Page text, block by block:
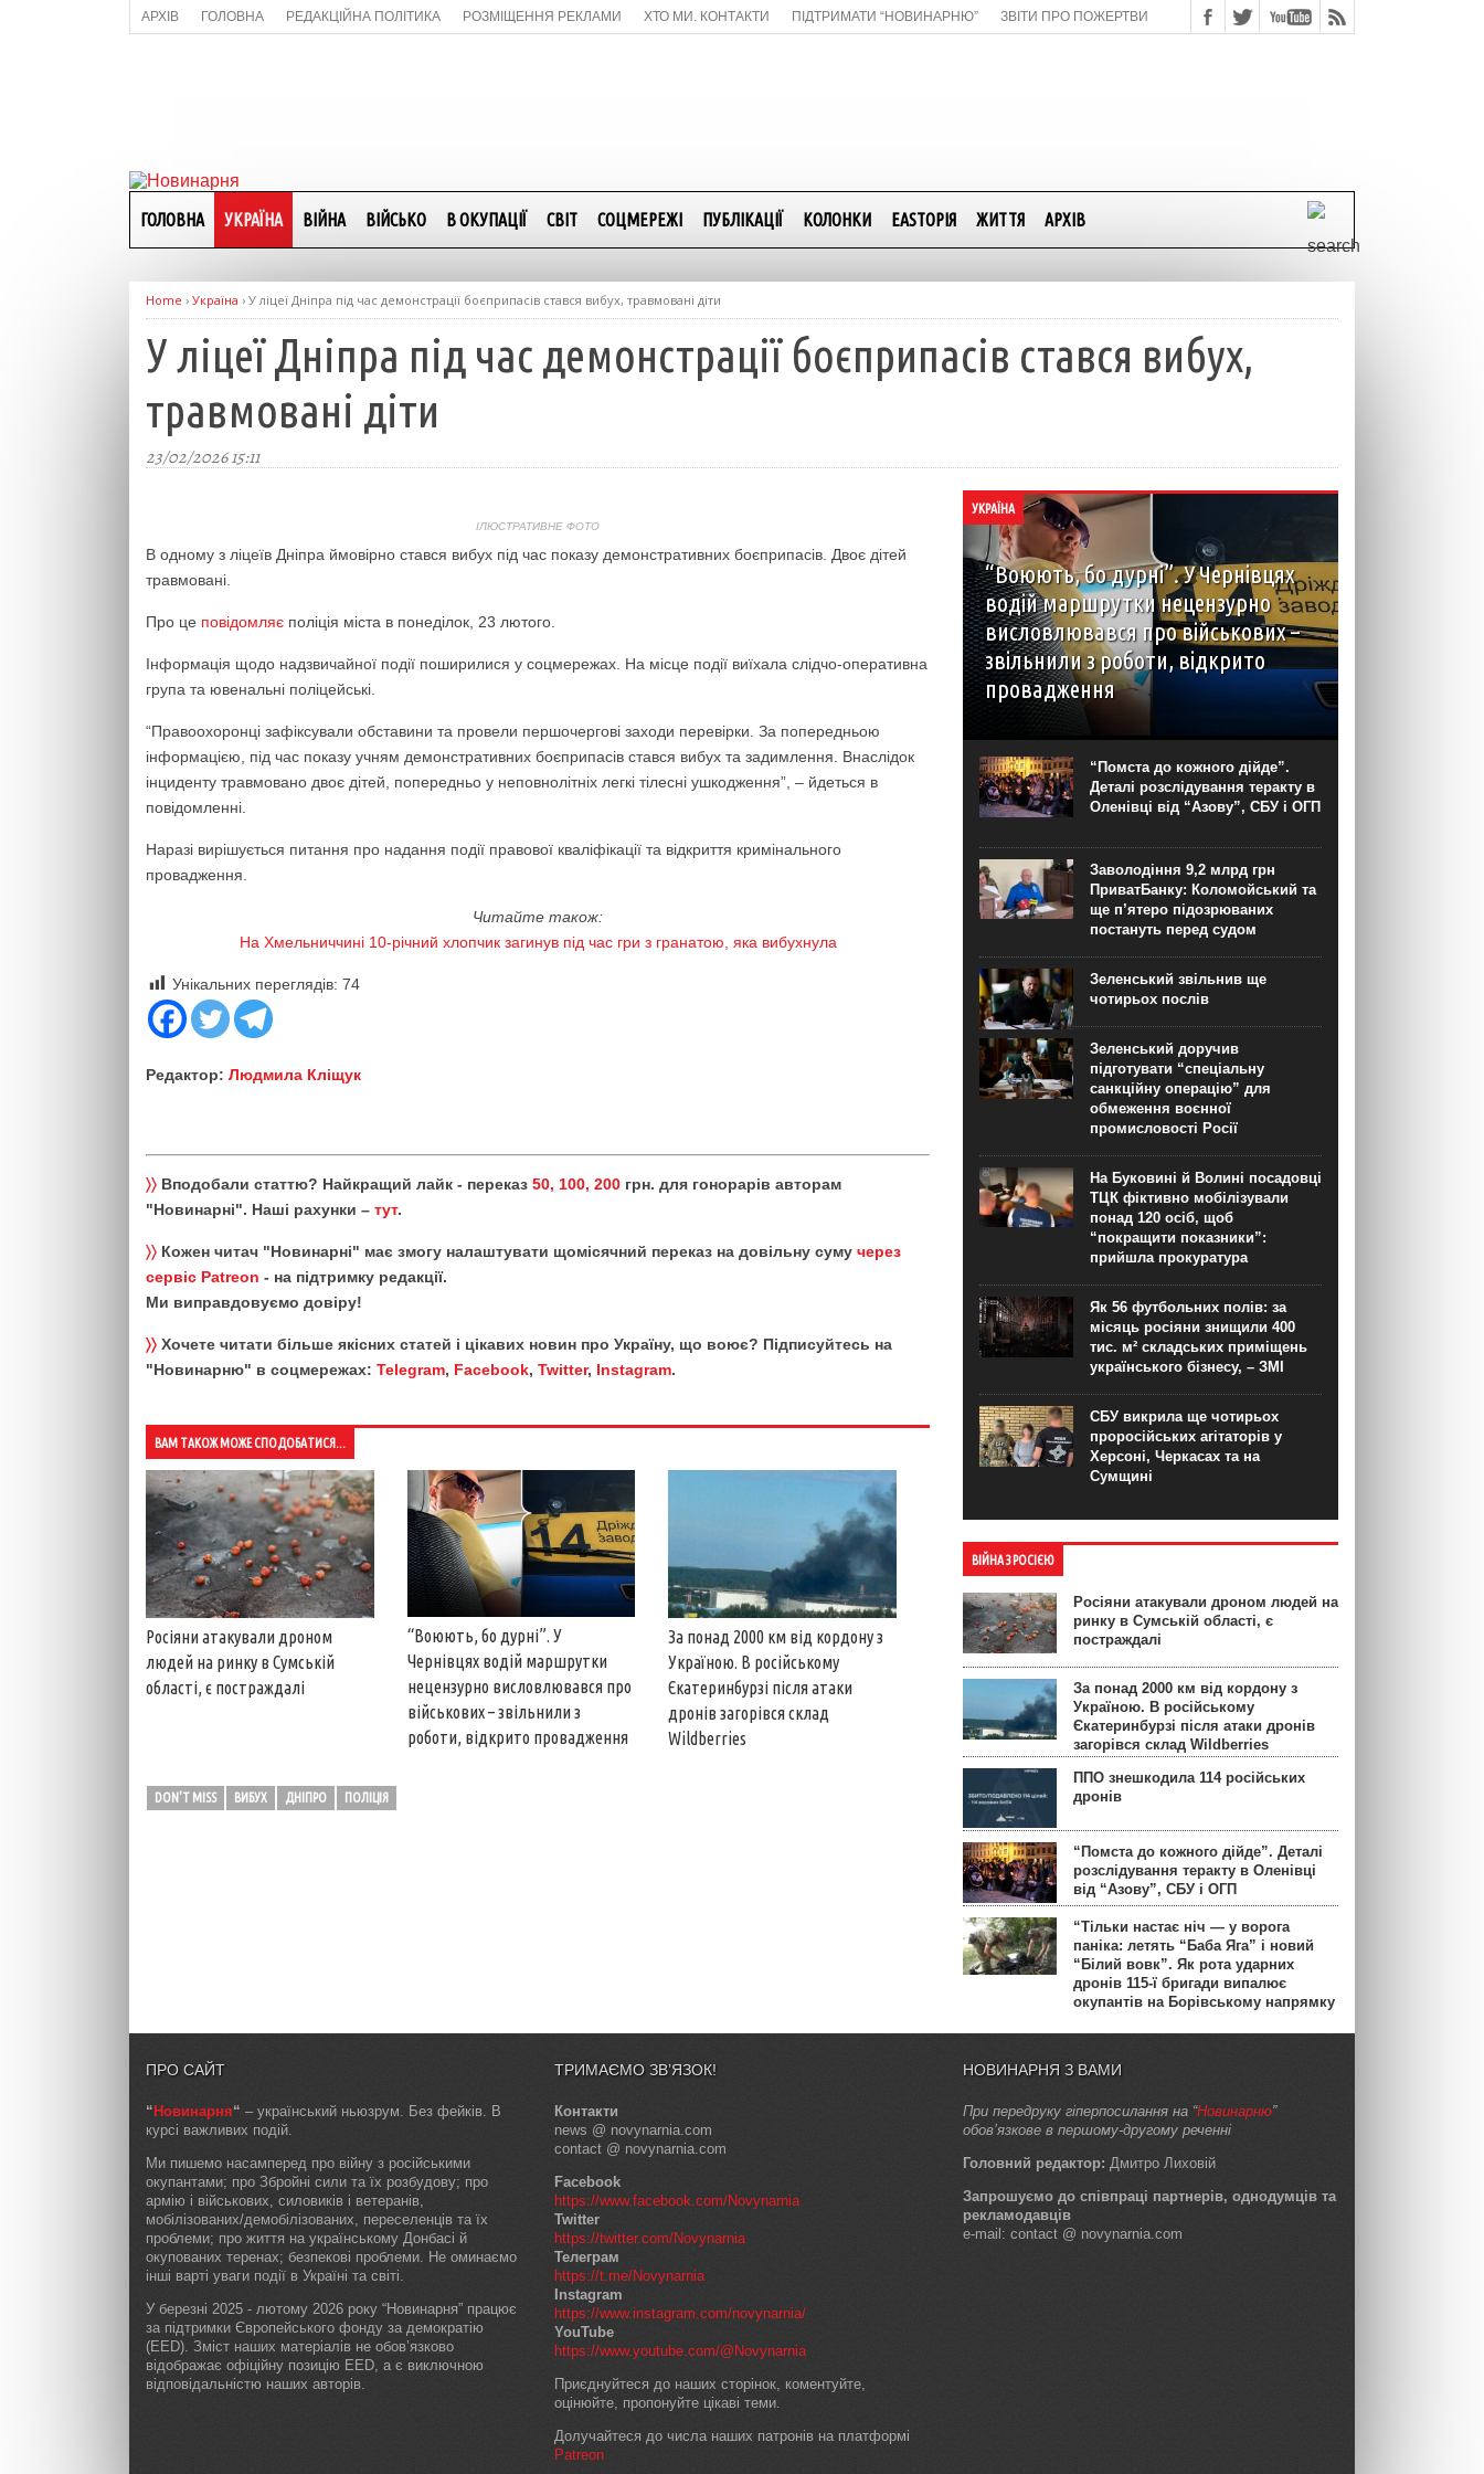
АРХІВ ГОЛОВНА РЕДАКЦІЙНА ПОЛІТИКА РОЗМІЩЕННЯ РЕКЛАМИ ХТО МИ. КОНТАКТИ ПІДТРИМАТИ “НОВИНАРНЮ” ЗВІТИ ПРО ПОЖЕРТВИ
ГОЛОВНА УКРАЇНА ВІЙНА ВІЙСЬКО В ОКУПАЦІЇ СВІТ СОЦМЕРЕЖІ ПУБЛІКАЦІЇ КОЛОНКИ EASTОРІЯ ЖИТТЯ АРХІВ
Home › Україна › У ліцеї Дніпра під час демонстрації боєприпасів стався вибух, травмовані діти
У ліцеї Дніпра під час демонстрації боєприпасів стався вибух,
травмовані діти
23/02/2026 15:11
ІЛЮСТРАТИВНЕ ФОТО
В одному з ліцеїв Дніпра ймовірно стався вибух під час показу демонстративних боєприпасів. Двоє дітей
травмовані.
Про це повідомляє поліція міста в понеділок, 23 лютого.
Інформація щодо надзвичайної події поширилися у соцмережах. На місце події виїхала слідчо-оперативна
група та ювенальні поліцейські.
“Правоохоронці зафіксували обставини та провели першочергові заходи перевірки. За попередньою
інформацією, під час показу учням демонстративних боєприпасів стався вибух та задимлення. Внаслідок
інциденту травмовано двоє дітей, попередньо у неповнолітніх легкі тілесні ушкодження”, – йдеться в
повідомленні.
Наразі вирішується питання про надання події правової кваліфікації та відкриття кримінального
провадження.
Читайте також:
На Хмельниччині 10-річний хлопчик загинув під час гри з гранатою, яка вибухнула
Унікальних переглядів: 74
Редактор: Людмила Кліщук
〉〉 Вподобали статтю? Найкращий лайк - переказ 50, 100, 200 грн. для гонорарів авторам
"Новинарні". Наші рахунки – тут.
〉〉 Кожен читач "Новинарні" має змогу налаштувати щомісячний переказ на довільну суму через
сервіс Patreon - на підтримку редакції.
Ми виправдовуємо довіру!
〉〉 Хочете читати більше якісних статей і цікавих новин про Україну, що воює? Підписуйтесь на
"Новинарню" в соцмережах: Telegram, Facebook, Twitter, Instagram.
ВАМ ТАКОЖ МОЖЕ СПОДОБАТИСЯ...
Росіяни атакували дроном
людей на ринку в Сумській
області, є постраждалі
“Воюють, бо дурні”. У
Чернівцях водій маршрутки
нецензурно висловлювався про
військових – звільнили з
роботи, відкрито провадження
За понад 2000 км від кордону з
Україною. В російському
Єкатеринбурзі після атаки
дронів загорівся склад
Wildberries
DON'T MISS ВИБУХ ДНІПРО ПОЛІЦІЯ
УКРАЇНА
“Воюють, бо дурні”. У Чернівцях
водій маршрутки нецензурно
висловлювався про військових –
звільнили з роботи, відкрито
провадження
маршруті №14. Це сталося через конфлікт із
пасажирами, під час якого чоловік, зокрема,
нецензурно висловлювався про військових.
Правоохоронці розпочали кримінальне
провадження за фактом...
“Помста до кожного дійде”.
Деталі розслідування теракту в
Оленівці від “Азову”, СБУ і ОГП
Заволодіння 9,2 млрд грн
ПриватБанку: Коломойський та
ще п’ятеро підозрюваних
постануть перед судом
Зеленський звільнив ще
чотирьох послів
Зеленський доручив
підготувати “спеціальну
санкційну операцію” для
обмеження воєнної
промисловості Росії
На Буковині й Волині посадовці
ТЦК фіктивно мобілізували
понад 120 осіб, щоб
“покращити показники”:
прийшла прокуратура
Як 56 футбольних полів: за
місяць росіяни знищили 400
тис. м² складських приміщень
українського бізнесу, – ЗМІ
СБУ викрила ще чотирьох
проросійських агітаторів у
Херсоні, Черкасах та на
Сумщині
ВІЙНА З РОСІЄЮ
Росіяни атакували дроном людей на
ринку в Сумській області, є
постраждалі
За понад 2000 км від кордону з
Україною. В російському
Єкатеринбурзі після атаки дронів
загорівся склад Wildberries
ППО знешкодила 114 російських
дронів
“Помста до кожного дійде”. Деталі
розслідування теракту в Оленівці
від “Азову”, СБУ і ОГП
“Тільки настає ніч — у ворога
паніка: летять “Баба Яга” і новий
“Білий вовк”. Як рота ударних
дронів 115-ї бригади випалює
окупантів на Борівському напрямку
ПРО САЙТ
“ Новинарня“ – український ньюзрум. Без фейків. В
курсі важливих подій.
Ми пишемо насамперед про війну з російськими
окупантами; про Збройні сили та їх розбудову; про
армію і військових, силовиків і ветеранів,
мобілізованих/демобілізованих, переселенців та їх
проблеми; про життя на українському Донбасі й
окупованих теренах; безпекові проблеми. Не оминаємо
інші варті уваги події в Україні та світі.
У березні 2025 - лютому 2026 року “Новинарня” працює
за підтримки Європейського фонду за демократію
(EED). Зміст наших матеріалів не обов’язково
відображає офіційну позицію EED, а є виключною
відповідальністю наших авторів.
ТРИМАЄМО ЗВ’ЯЗОК!
Контакти
news @ novynarnia.com
contact @ novynarnia.com
Facebook
https://www.facebook.com/Novynarnia
Twitter
https://twitter.com/Novynarnia
Телеграм
https://t.me/Novynarnia
Instagram
https://www.instagram.com/novynarnia/
YouTube
https://www.youtube.com/@Novynarnia
Приєднуйтеся до наших сторінок, коментуйте,
оцінюйте, пропонуйте цікаві теми.
Долучайтеся до числа наших патронів на платформі
Patreon
НОВИНАРНЯ З ВАМИ
При передруку гіперпосилання на “Новинарню”
обов’язкове в першому-другому реченні
Головний редактор: Дмитро Лиховій
Запрошуємо до співпраці партнерів, однодумців та
рекламодавців
e-mail: contact @ novynarnia.com